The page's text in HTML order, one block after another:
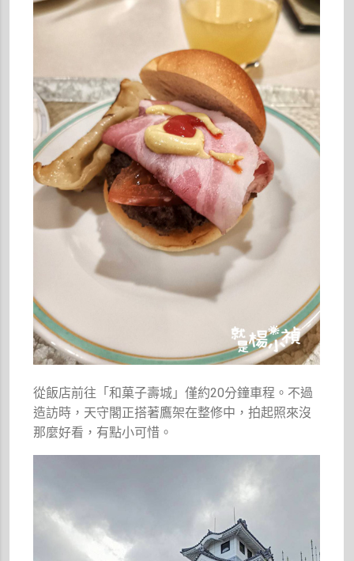
從飯店前往「和菓子壽城」僅約20分鐘車程。不過
造訪時，天守閣正搭著鷹架在整修中，拍起照來沒
那麼好看，有點小可惜。